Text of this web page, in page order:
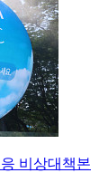
비상대책본